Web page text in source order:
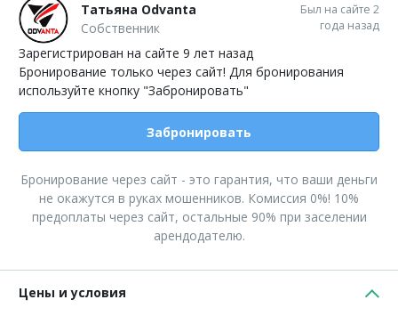
Татьяна Odvanta
Собственник
Был на сайте 2
года назад
Зарегистрирован на сайте 9 лет назад
Бронирование только через сайт! Для бронирования
используйте кнопку "Забронировать"
Забронировать
Бронирование через сайт - это гарантия, что ваши деньги
не окажутся в руках мошенников. Комиссия 0%! 10%
предоплаты через сайт, остальные 90% при заселении
арендодателю.
Цены и условия